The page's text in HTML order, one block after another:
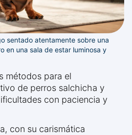
sentado atentamente sobre una
en una sala de estar luminosa y
métodos para el
de perros salchicha y
con paciencia y
con su carismática